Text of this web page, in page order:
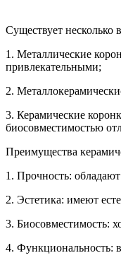
Существует несколько
1. Металлические
привлекательными;
2.
3. Керамические
биосовместимостью
Преимущества
1. Прочность:
2. Эстетика: имеют
3. Биосовместимость:
4. Функциональность: